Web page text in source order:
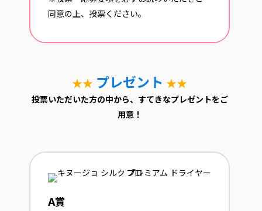
同意の上、投票ください。
★★ プレゼント ★★
投票いただいた方の中から、すてきなプレゼントをご
用意！
A賞